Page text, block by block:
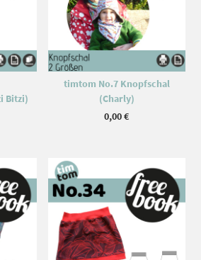
Bitzi)
timtom No.7 Knopfschal
(Charly)
0,00€